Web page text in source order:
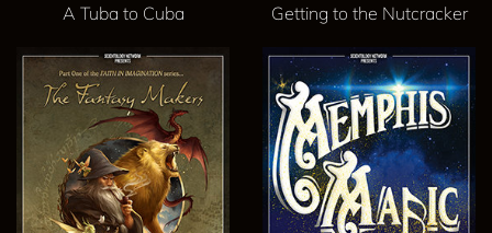
A Tuba to Cuba Getting to the Nutcracker